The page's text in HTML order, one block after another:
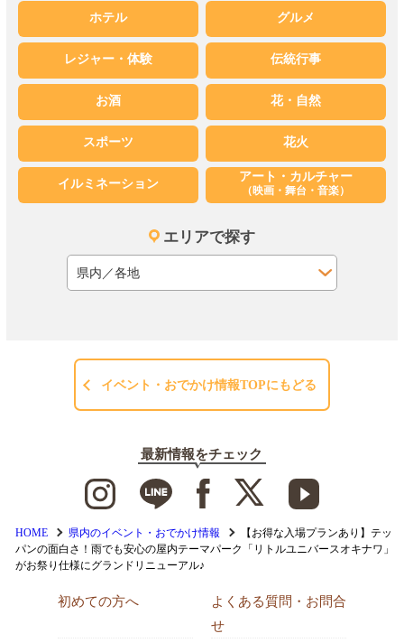
ホテル グルメ
レジャー・体験 伝統行事
お酒 花・自然
スポーツ 花火
イルミネーション アート・カルチャー
（映画・舞台・音楽）
エリアで探す
イベント・おでかけ情報TOPにもどる
最新情報をチェック
HOME 県内のイベント・おでかけ情報
【お得な入場プランあり】テッ
パンの面白さ！雨でも安心の屋内テーマパーク「リトルユニバースオキナワ」
がお祭り仕様にグランドリニューアル♪
初めての方へ
よくある質問・お問合
せ